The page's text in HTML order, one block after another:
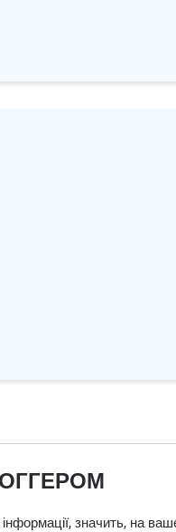
значить, на